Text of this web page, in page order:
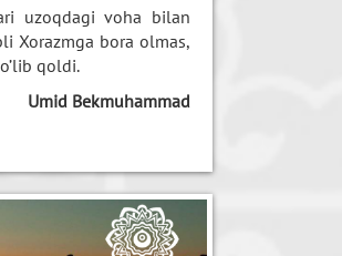
uzoqdagi voha bilan
Xorazmga bora olmas,
qoldi.
Umid Bekmuhammad